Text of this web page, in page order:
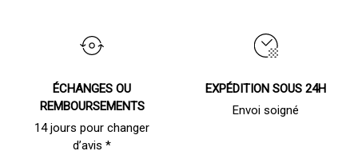
ÉCHANGES OU
REMBOURSEMENTS
14 jours pour changer
d’avis *
EXPÉDITION SOUS 24H
Envoi soigné